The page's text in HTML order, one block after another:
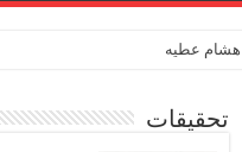
هشام عطيه
تحقيقات